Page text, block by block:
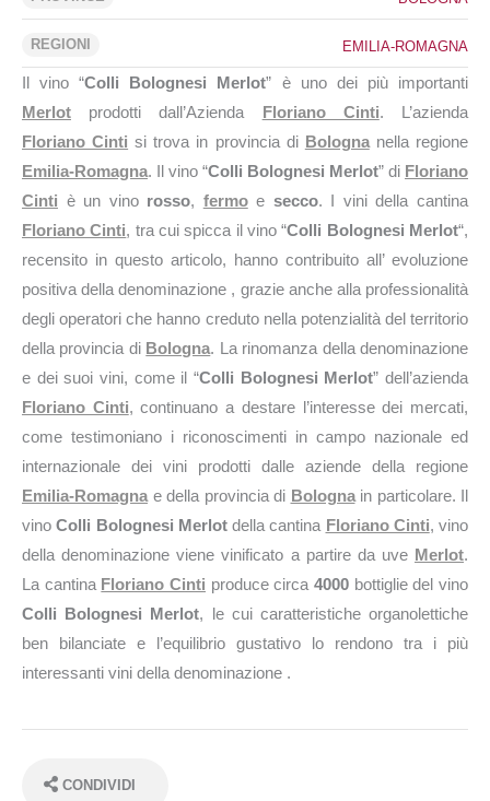
REGIONI EMILIA-ROMAGNA
Il vino “Colli Bolognesi Merlot” è uno dei più importanti
Merlot prodotti dall’Azienda Floriano Cinti. L’azienda
Floriano Cinti si trova in provincia di Bolognanella regione
Emilia-Romagna. Il vino “Colli Bolognesi Merlot” di Floriano
Cinti è un vino rosso, fermoe secco. I vini della cantina
Floriano Cinti, tra cui spicca il vino “Colli Bolognesi Merlot“,
recensito in questo articolo, hanno contribuito all’ evoluzione
positiva della denominazione , grazie anche alla professionalità
degli operatori che hanno creduto nella potenzialità del territorio
della provincia di Bologna. La rinomanza della denominazione
e dei suoi vini, come il “Colli Bolognesi Merlot” dell’azienda
Floriano Cinti, continuano a destare l’interesse dei mercati,
come testimoniano i riconoscimenti in campo nazionale ed
internazionale dei vini prodotti dalle aziende della regione
Emilia-Romagna e della provincia di Bolognain particolare. Il
vinoColli Bolognesi Merlotdella cantina Floriano Cinti, vino
della denominazione viene vinificato a partire da uve Merlot.
La cantina Floriano Cinti produce circa4000 bottiglie del vino
Colli Bolognesi Merlot, le cui caratteristiche organolettiche
ben bilanciate e l’equilibrio gustativo lo rendono tra i più
interessanti vini della denominazione .
CONDIVIDI